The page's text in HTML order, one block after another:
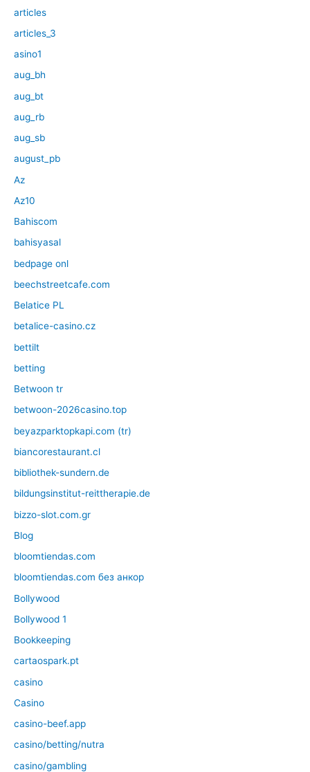
articles
articles_3
asino1
aug_bh
aug_bt
aug_rb
aug_sb
august_pb
Az
Az10
Bahiscom
bahisyasal
bedpage onl
beechstreetcafe.com
Belatice PL
betalice-casino.cz
bettilt
betting
Betwoon tr
betwoon-2026casino.top
beyazparktopkapi.com (tr)
biancorestaurant.cl
bibliothek-sundern.de
bildungsinstitut-reittherapie.de
bizzo-slot.com.gr
Blog
bloomtiendas.com
bloomtiendas.com без анкор
Bollywood
Bollywood 1
Bookkeeping
cartaospark.pt
casino
Casino
casino-beef.app
casino/betting/nutra
casino/gambling